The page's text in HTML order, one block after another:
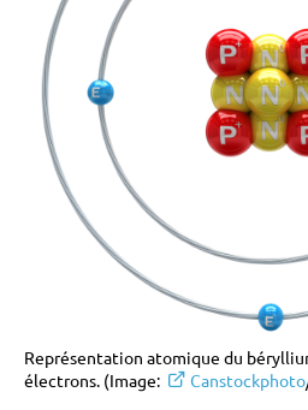
Représentation atomique du
électrons. (Image:
Canstockphoto